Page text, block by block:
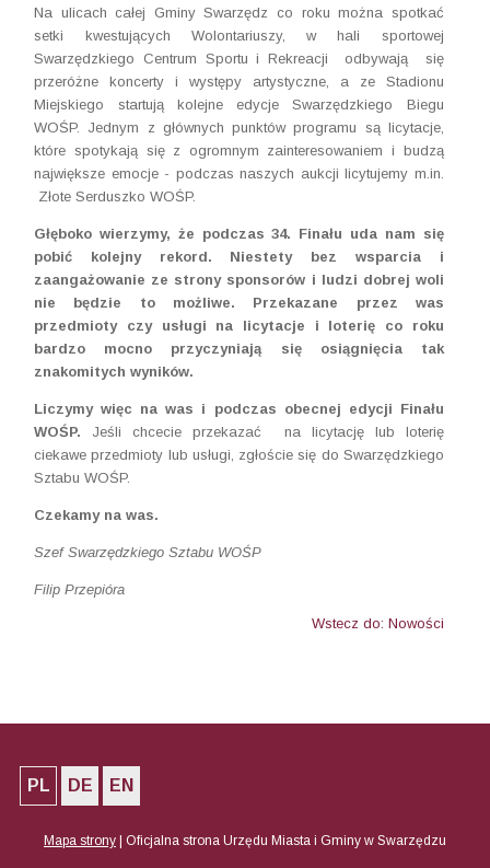
Na ulicach całej Gminy Swarzędz co roku można spotkać
setki kwestujących Wolontariuszy, w hali sportowej
Swarzędzkiego Centrum Sportu i Rekreacji odbywają się
przeróżne koncerty i występy artystyczne, a ze Stadionu
Miejskiego startują kolejne edycje Swarzędzkiego Biegu
WOŚP. Jednym z głównych punktów programu są licytacje,
które spotykają się z ogromnym zainteresowaniem i budzą
największe emocje - podczas naszych aukcji licytujemy m.in.
Złote Serduszko WOŚP.
Głęboko wierzymy, że podczas 34. Finału uda nam się
pobić kolejny rekord.
Niestety bez wsparcia i
zaangażowanie ze strony sponsorów i ludzi dobrej woli
nie będzie to możliwe. Przekazane przez was
przedmioty czy usługi na licytacje i loterię co roku
bardzo mocno przyczyniają się osiągnięcia tak
znakomitych wyników.
Liczymy więc na was i podczas obecnej edycji Finału
WOŚP. Jeśli chcecie przekazać na licytację lub loterię
ciekawe przedmioty lub usługi, zgłoście się do Swarzędzkiego
Sztabu WOŚP.
Czekamy na was.
Szef Swarzędzkiego Sztabu WOŚP
Filip Przepióra
Wstecz do: Nowości
PL DE EN
Mapa strony | Oficjalna strona Urzędu Miasta i Gminy w Swarzędzu